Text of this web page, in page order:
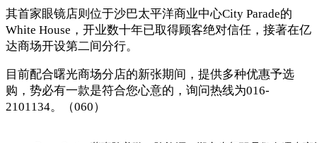
其首家眼镜店则位于沙巴太平洋商业中心City Parade的
White House，开业数十年已取得顾客绝对信任，接著在亿
达商场开设第二间分行。
目前配合曙光商场分店的新张期间，提供多种优惠予选
购，势必有一款是符合您心意的，询问热线为016-
2101134。（060）